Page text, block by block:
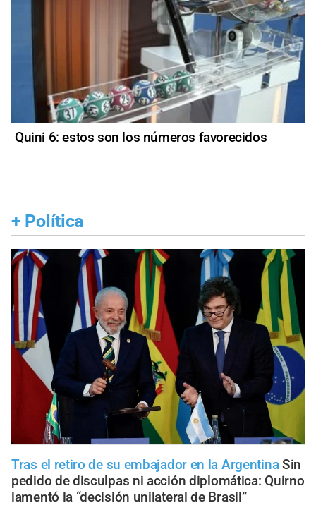
Quini 6: estos son los números favorecidos
+ Política
Tras el retiro de su embajador en la Argentina Sin
pedido de disculpas ni acción diplomática: Quirno
lamentó la “decisión unilateral de Brasil”